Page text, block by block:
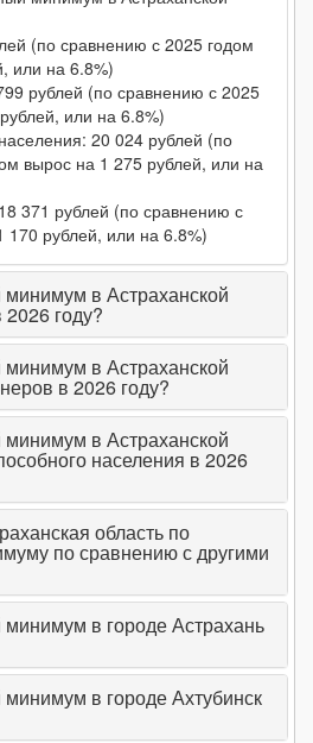
(по сравнению с 2025 годом
или на 6.8%)
рублей (по сравнению с 2025
или на 6.8%)
20 024 рублей (по
вырос на 1 275 рублей, или на
371 рублей (по сравнению с
рублей, или на 6.8%)
в Астраханской
году?
в Астраханской
в 2026 году?
в Астраханской
населения в 2026
область по
по сравнению с другими
в городе Астрахань
в городе Ахтубинск